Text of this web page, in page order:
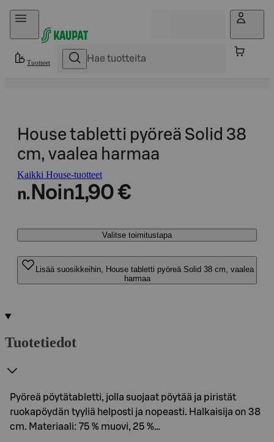
Hyppää sisältöön
Tuotteet
House tabletti pyöreä Solid 38
cm, vaalea harmaa
Kaikki House-tuotteet
n. Noin1,90 €
Valitse toimitustapa
Lisää suosikkeihin, House tabletti pyöreä Solid 38 cm, vaalea
harmaa
Tuotetiedot
Pyöreä pöytätabletti, jolla suojaat pöytää ja piristät
ruokapöydän tyyliä helposti ja nopeasti. Halkaisija on 38
cm. Materiaali: 75 % muovi, 25 %…